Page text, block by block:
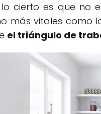
lo cierto es que
más vitales como
el triángulo de